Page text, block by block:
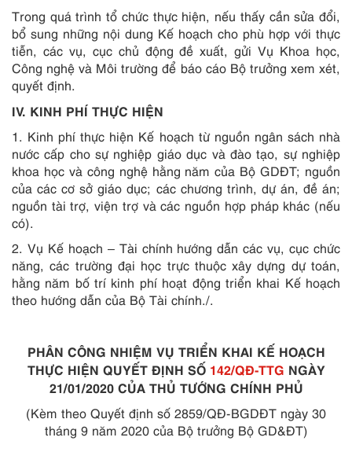
Trong quá trình tổ chức thực hiện, nếu thấy cần sửa đổi,
bổ sung những nội dung Kế hoạch cho phù hợp với thực
tiễn, các vụ, cục chủ động đề xuất, gửi Vụ Khoa học,
Công nghệ và Môi trường để báo cáo Bộ trưởng xem xét,
quyết định.
IV. KINH PHÍ THỰC HIỆN
1. Kinh phí thực hiện Kế hoạch từ nguồn ngân sách nhà
nước cấp cho sự nghiệp giáo dục và đào tạo, sự nghiệp
khoa học và công nghệ hằng năm của Bộ GDĐT; nguồn
của các cơ sở giáo dục; các chương trình, dự án, đề án;
nguồn tài trợ, viện trợ và các nguồn hợp pháp khác (nếu
có).
2. Vụ Kế hoạch – Tài chính hướng dẫn các vụ, cục chức
năng, các trường đại học trực thuộc xây dựng dự toán,
hằng năm bố trí kinh phí hoạt động triển khai Kế hoạch
theo hướng dẫn của Bộ Tài chính./.
PHÂN CÔNG NHIỆM VỤ TRIỂN KHAI KẾ HOẠCH
THỰC HIỆN QUYẾT ĐỊNH SỐ 142/QĐ-TTG NGÀY
21/01/2020 CỦA THỦ TƯỚNG CHÍNH PHỦ
(Kèm theo Quyết định số 2859/QĐ-BGDĐT ngày 30
tháng 9 năm 2020 của Bộ trưởng Bộ GD&ĐT)